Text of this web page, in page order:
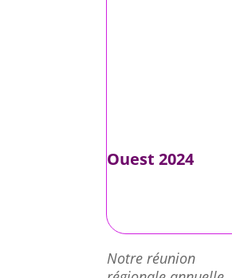
Ouest 2024
Notre réunion